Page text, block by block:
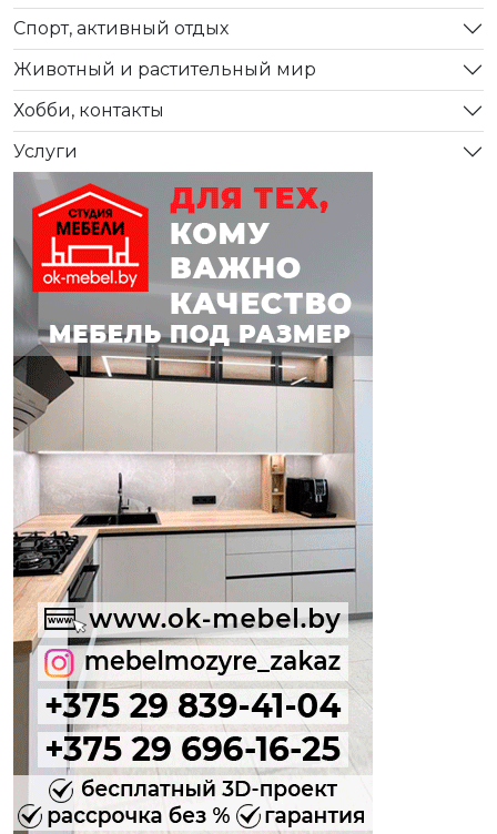
Спорт, активный отдых
Животный и растительный мир
Хобби, контакты
Услуги